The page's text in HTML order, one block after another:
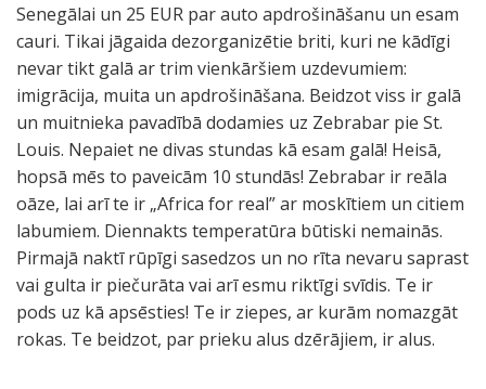
Senegālai un 25 EUR par auto apdrošināšanu un esam
cauri. Tikai jāgaida dezorganizētie briti, kuri ne kādīgi
nevar tikt galā ar trim vienkāršiem uzdevumiem:
imigrācija, muita un apdrošināšana. Beidzot viss ir galā
un muitnieka pavadībā dodamies uz Zebrabar pie St.
Louis. Nepaiet ne divas stundas kā esam galā! Heisā,
hopsā mēs to paveicām 10 stundās! Zebrabar ir reāla
oāze, lai arī te ir „Africa for real” ar moskītiem un citiem
labumiem. Diennakts temperatūra būtiski nemainās.
Pirmajā naktī rūpīgi sasedzos un no rīta nevaru saprast
vai gulta ir piečurāta vai arī esmu riktīgi svīdis. Te ir
pods uz kā apsēsties! Te ir ziepes, ar kurām nomazgāt
rokas. Te beidzot, par prieku alus dzērājiem, ir alus.